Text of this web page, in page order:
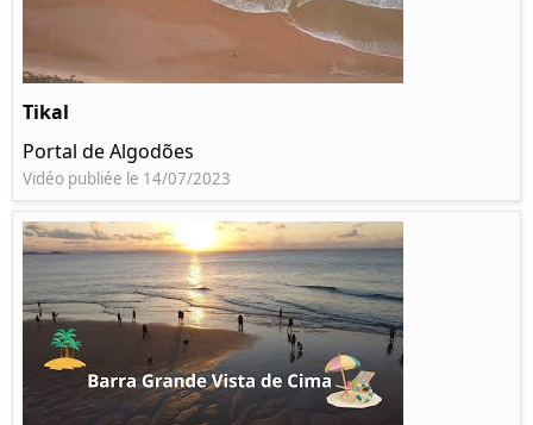
Tikal
Portal de Algodões
Vidéo publiée le 14/07/2023